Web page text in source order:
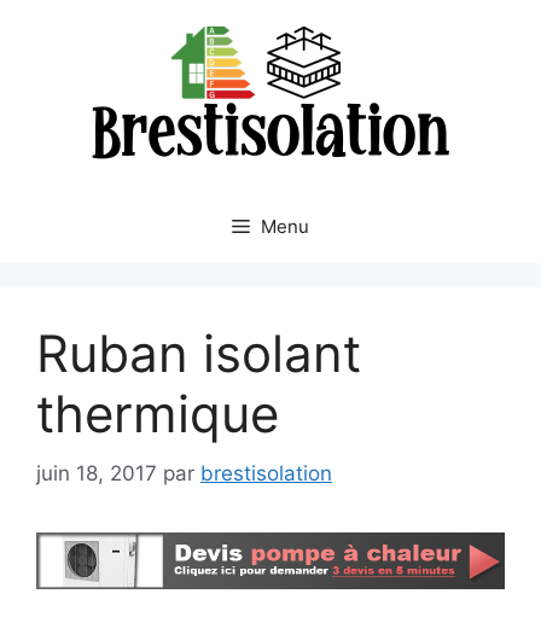
Menu
Ruban isolant
thermique
juin 18, 2017 par brestisolation